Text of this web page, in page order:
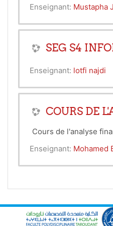
Enseignant: Mustapha
SEG S4
Enseignant: lotfi najdi
COURS DE
Cours de l'analyse
Enseignant: Mohamed